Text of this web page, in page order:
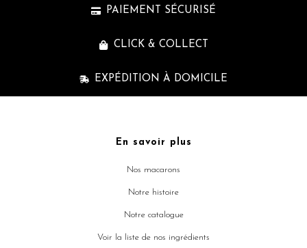
PAIEMENT SÉCURISÉ
CLICK & COLLECT
EXPÉDITION À DOMICILE
En savoir plus
Nos macarons
Notre histoire
Notre catalogue
Voir la liste de nos ingrédients